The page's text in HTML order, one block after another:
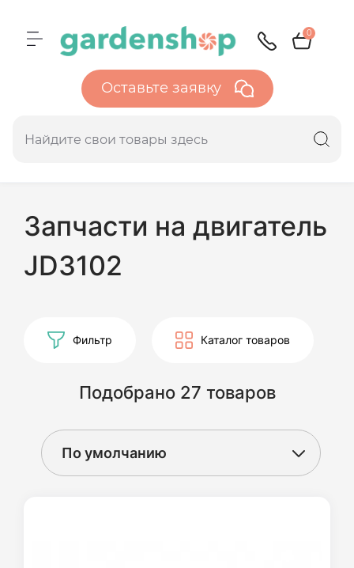
0
Оставьте заявку
Запчасти на двигатель
JD3102
Фильтр Каталог товаров
Подобрано 27 товаров